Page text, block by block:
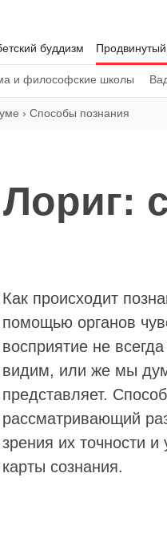
буддизм
и философские школы
› Способы познания
Лориг:
Как происходит
помощью органов
восприятие не
видим, или же мы
представляет.
рассматривающий
зрения их точности
карты сознания.